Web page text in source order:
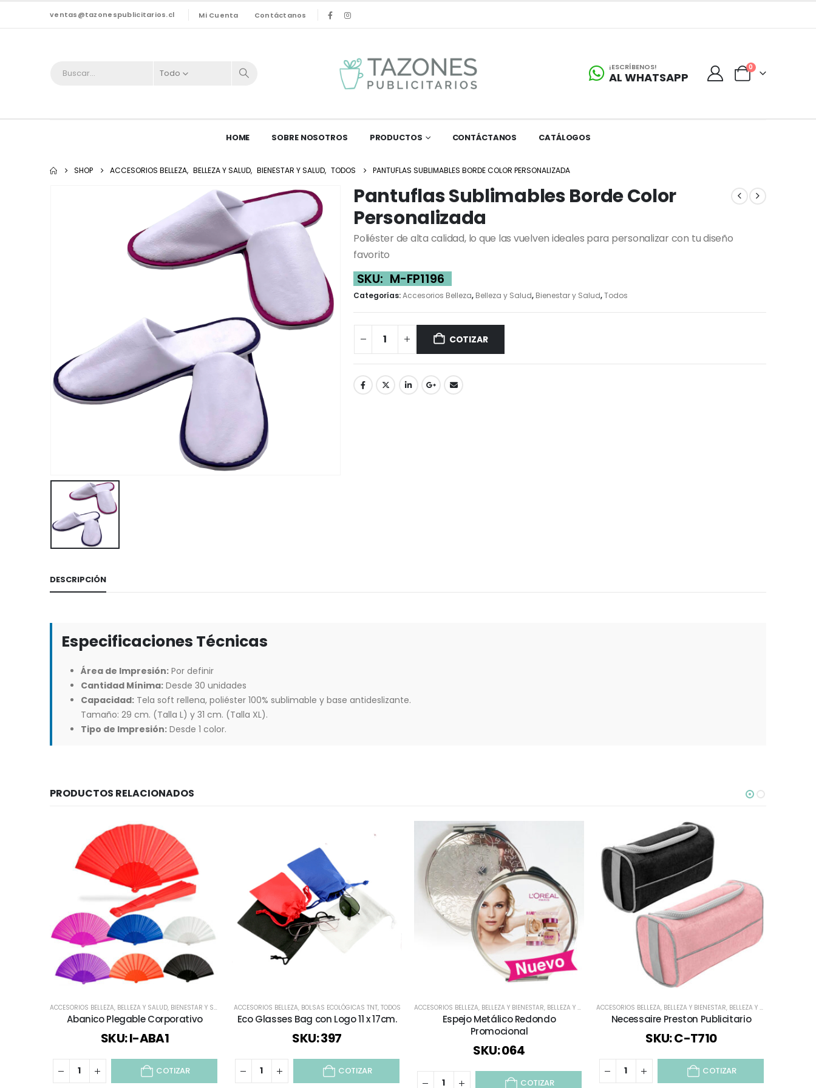
ventas@tazonespublicitarios.cl Mi Cuenta Contáctanos
Todo
¡ESCRÍBENOS!
AL WHATSAPP
0
HOME SOBRE NOSOTROS PRODUCTOS CONTÁCTANOS CATÁLOGOS
SHOP ACCESORIOS BELLEZA, BELLEZA Y SALUD, BIENESTAR Y SALUD, TODOS PANTUFLAS SUBLIMABLES BORDE COLOR PERSONALIZADA
Pantuflas Sublimables Borde Color
Personalizada
Poliéster de alta calidad, lo que las vuelven ideales para personalizar con tu diseño
favorito
SKU: M-FP1196
Categorías:Accesorios Belleza, Belleza y Salud, Bienestar y Salud,Todos
COTIZAR
DESCRIPCIÓN
Especificaciones Técnicas
Área de Impresión: Por definir
Cantidad Mínima: Desde 30 unidades
Capacidad: Tela soft rellena, poliéster 100% sublimable y base antideslizante.
Tamaño: 29 cm. (Talla L) y 31 cm. (Talla XL).
Tipo de Impresión: Desde 1 color.
PRODUCTOS RELACIONADOS
ACCESORIOS BELLEZA, BELLEZA Y SALUD, BIENESTAR Y SALUD DEPORTES Y BIENESTAR ,ESPECIAL FIESTAS PATRIAS,MES ROSA,TODOS,VERANO,VIAJES Y VACACIONES
Abanico Plegable Corporativo
SKU: I-ABA1
COTIZAR
ACCESORIOS BELLEZA, BOLSAS ECOLÓGICAS TNT, TODOS
Eco Glasses Bag con Logo 11 x 17cm.
SKU: 397
COTIZAR
ACCESORIOS BELLEZA, BELLEZA Y BIENESTAR, BELLEZA Y SALUD ,BIENESTAR Y SALUD, TODOS
Espejo Metálico Redondo
Promocional
SKU: 064
COTIZAR
ACCESORIOS BELLEZA, BELLEZA Y BIENESTAR, BELLEZA Y SALUD
Necessaire Preston Publicitario
SKU: C-T710
COTIZAR